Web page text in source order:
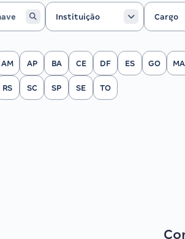
Instituição
Instituição
Cargo
Cargo
AM AP BA CE DF ES GO MA
RS SC SP SE TO